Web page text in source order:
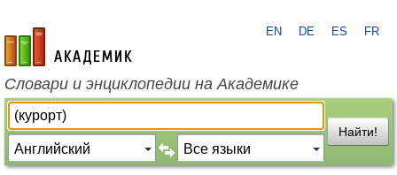
academic.ru
EN DE ES FR
Словари и энциклопедии на Академике
Найти!